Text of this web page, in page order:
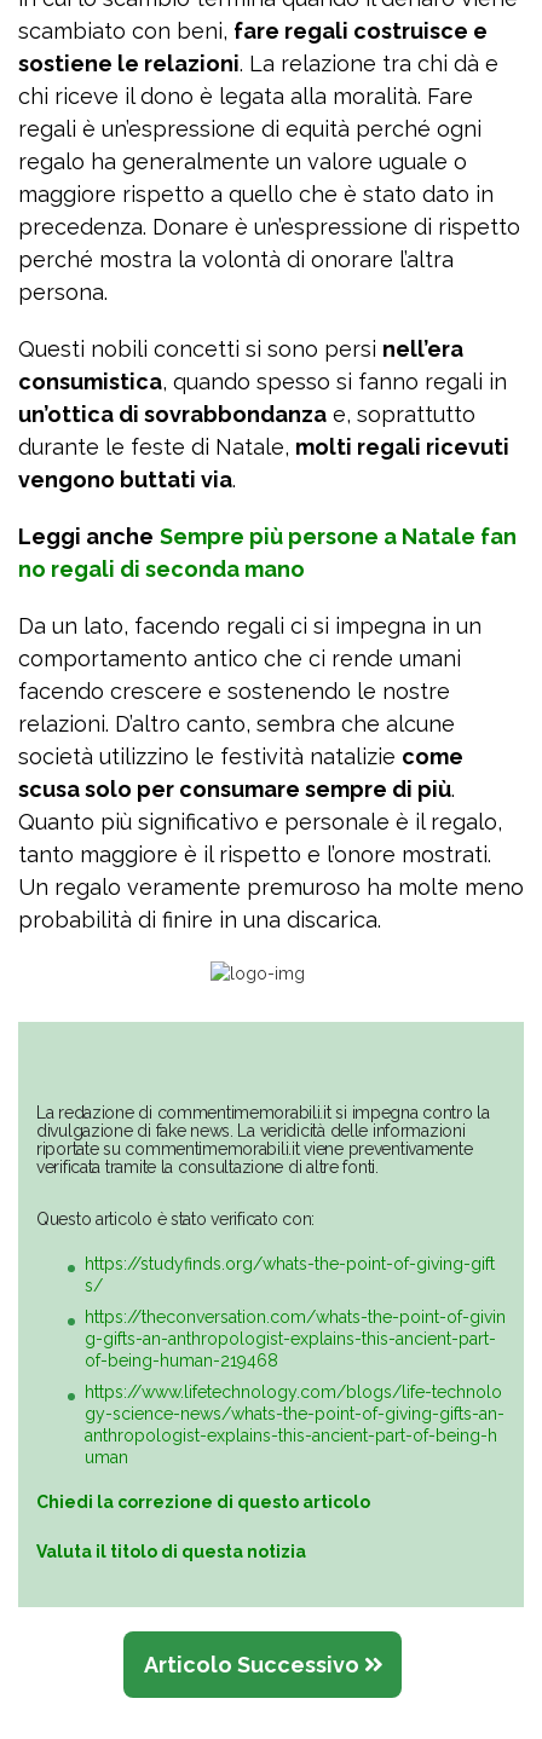
scambiato con beni, fare regali costruisce e
sostiene le relazioni. La relazione tra chi dà e
chi riceve il dono è legata alla moralità. Fare
regali è un’espressione di equità perché ogni
regalo ha generalmente un valore uguale o
maggiore rispetto a quello che è stato dato in
precedenza. Donare è un’espressione di rispetto
perché mostra la volontà di onorare l’altra
persona.
Questi nobili concetti si sono persi nell’era
consumistica, quando spesso si fanno regali in
un’ottica di sovrabbondanza e, soprattutto
durante le feste di Natale, molti regali ricevuti
vengono buttati via.
Leggi anche Sempre più persone a Natale fan
no regali di seconda mano
Da un lato, facendo regali ci si impegna in un
comportamento antico che ci rende umani
facendo crescere e sostenendo le nostre
relazioni. D’altro canto, sembra che alcune
società utilizzino le festività natalizie come
scusa solo per consumare sempre di più.
Quanto più significativo e personale è il regalo,
tanto maggiore è il rispetto e l’onore mostrati.
Un regalo veramente premuroso ha molte meno
probabilità di finire in una discarica.
La redazione di commentimemorabili.it si impegna contro la
divulgazione di fake news. La veridicità delle informazioni
riportate su commentimemorabili.it viene preventivamente
verificata tramite la consultazione di altre fonti.
Questo articolo è stato verificato con:
https://studyfinds.org/whats-the-point-of-giving-gift
s/
https://theconversation.com/whats-the-point-of-givin
g-gifts-an-anthropologist-explains-this-ancient-part-
of-being-human-219468
https://www.lifetechnology.com/blogs/life-technolo
gy-science-news/whats-the-point-of-giving-gifts-an-
anthropologist-explains-this-ancient-part-of-being-h
uman
Chiedi la correzione di questo articolo
Valuta il titolo di questa notizia
Articolo Successivo